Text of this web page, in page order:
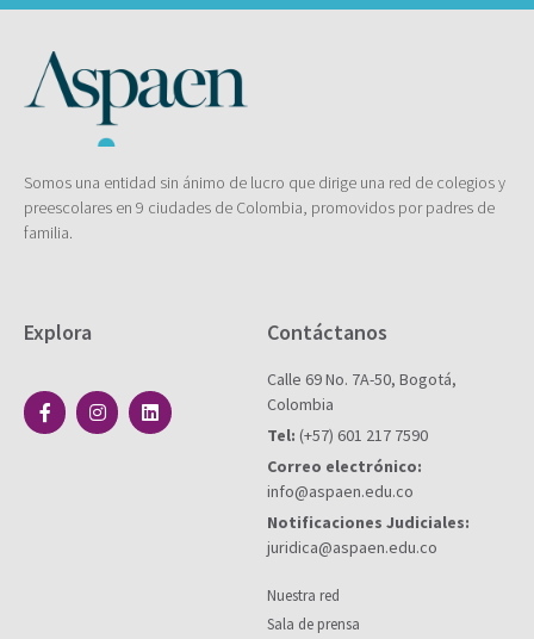
Somos una entidad sin ánimo de lucro que dirige una red de colegios y
preescolares en 9 ciudades de Colombia, promovidos por padres de
familia.
Explora Contáctanos
Calle 69 No. 7A-50, Bogotá,
Colombia
Tel: (+57) 601 217 7590
Correo electrónico:
info@aspaen.edu.co
Notificaciones Judiciales:
juridica@aspaen.edu.co
Nuestra red
Sala de prensa